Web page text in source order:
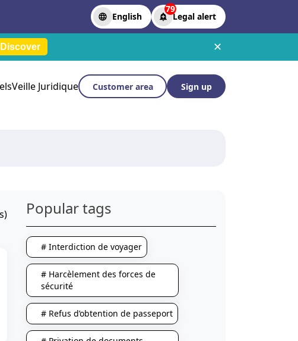
English
79
Legal alert
Discover ✕
Veille Juridique Customer area Sign up
Popular tags
# Interdiction de voyager
# Harcèlement des forces de
sécurité
# Refus d’obtention de passeport